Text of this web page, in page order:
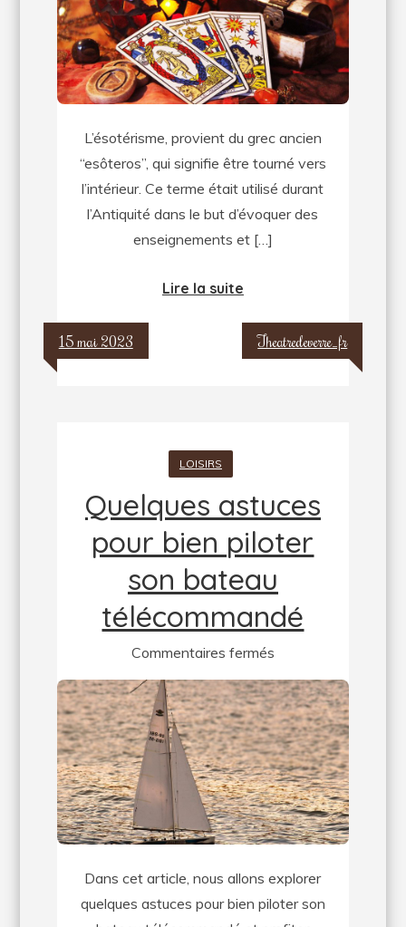
il
est
essentiel
d’avoir
accessoires
adéquats
L’ésotérisme, provient du grec ancien
“esôteros”, qui signifie être tourné vers
l’intérieur. Ce terme était utilisé durant
l’Antiquité dans le but d’évoquer des
enseignements et […]
Lire la suite
15 mai 2023 Theatredeverre_fr
LOISIRS
Quelques astuces
pour bien piloter
son bateau
télécommandé
Commentaires ferméssur
Quelques
astuces
pour
bien
piloter
son
bateau
Dans cet article, nous allons explorer
quelques astuces pour bien piloter son